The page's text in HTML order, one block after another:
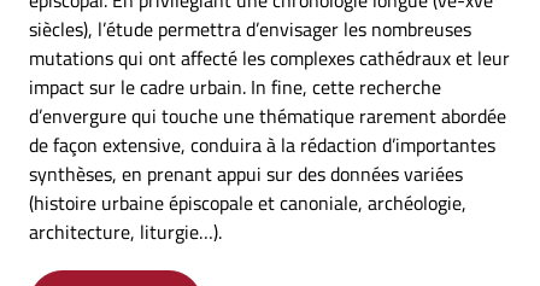
siècles), l’étude permettra d’envisager les nombreuses
mutations qui ont affecté les complexes cathédraux et leur
impact sur le cadre urbain. In fine, cette recherche
d’envergure qui touche une thématique rarement abordée
de façon extensive, conduira à la rédaction d’importantes
synthèses, en prenant appui sur des données variées
(histoire urbaine épiscopale et canoniale, archéologie,
architecture, liturgie…).